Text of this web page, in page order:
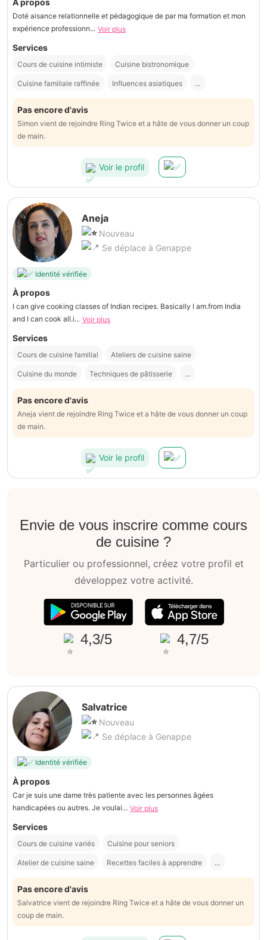
Doté aisance relationnelle et pédagogique de par ma formation et mon
expérience professionn... Voir plus
Services
Cours de cuisine intimiste Cuisine bistronomique
Cuisine familiale raffinée Influences asiatiques ...
Pas encore d'avis
Simon vient de rejoindre Ring Twice et a hâte de vous donner un coup
de main.
Voir le profil
Aneja
Nouveau
Se déplace à Genappe
Identité vérifiée
À propos
I can give cooking classes of Indian recipes. Basically I am.from India
and I can cook all.i... Voir plus
Services
Cours de cuisine familial Ateliers de cuisine saine
Cuisine du monde Techniques de pâtisserie ...
Pas encore d'avis
Aneja vient de rejoindre Ring Twice et a hâte de vous donner un coup
de main.
Voir le profil
Envie de vous inscrire comme cours
de cuisine ?
Particulier ou professionnel, créez votre profil et
développez votre activité.
4,3/5 4,7/5
Salvatrice
Nouveau
Se déplace à Genappe
Identité vérifiée
À propos
Car je suis une dame très patiente avec les personnes âgées
handicapées ou autres. Je voulai... Voir plus
Services
Cours de cuisine variés Cuisine pour seniors
Atelier de cuisine saine Recettes faciles à apprendre ...
Pas encore d'avis
Salvatrice vient de rejoindre Ring Twice et a hâte de vous donner un
coup de main.